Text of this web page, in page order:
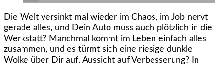
Die Welt versinkt mal wieder im Chaos, im Job nervt
gerade alles, und Dein Auto muss auch plötzlich in die
Werkstatt? Manchmal kommt im Leben einfach alles
zusammen, und es türmt sich eine riesige dunkle
Wolke über Dir auf. Aussicht auf Verbesserung? In